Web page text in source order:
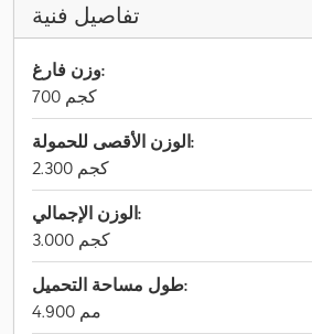
تفاصيل فنية
وزن فارغ:
700 كجم
الوزن الأقصى للحمولة:
2.300 كجم
الوزن الإجمالي:
3.000 كجم
طول مساحة التحميل:
4.900 مم